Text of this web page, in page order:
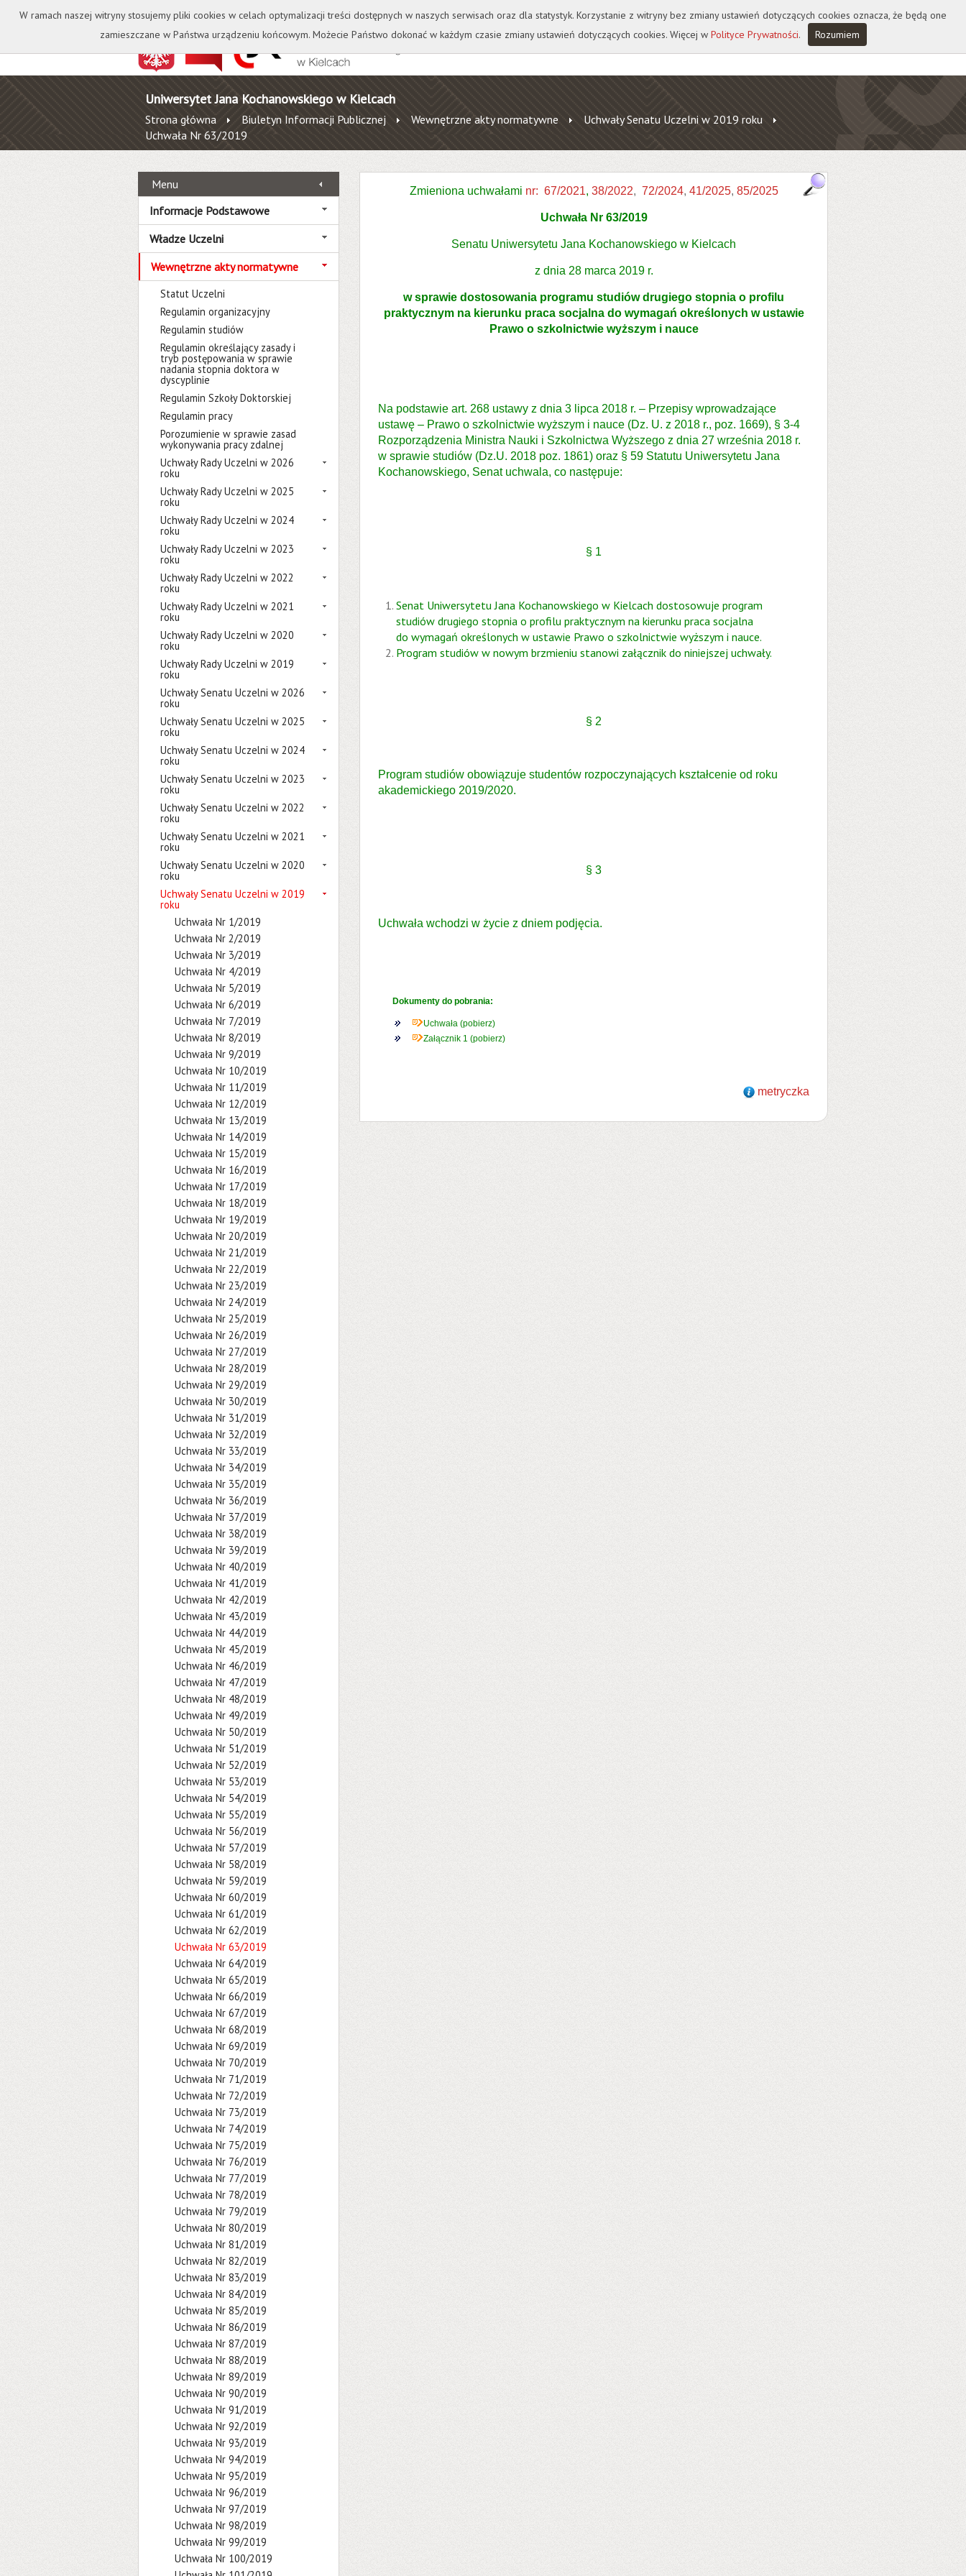
Kontakt Biblioteka Wydawnictwo Wirtualna Uczelnia A A A A
Uniwersytet Jana Kochanowskiego w Kielcach
Strona główna Biuletyn Informacji Publicznej Wewnętrzne akty normatywne
Uchwały Senatu Uczelni w 2019 roku
Uchwała Nr 63/2019
Menu
Informacje Podstawowe
Władze Uczelni
Wewnętrzne akty normatywne
Statut Uczelni
Regulamin organizacyjny
Regulamin studiów
Regulamin określający zasady i
tryb postępowania w sprawie
nadania stopnia doktora w
dyscyplinie
Regulamin Szkoły Doktorskiej
Regulamin pracy
Porozumienie w sprawie zasad
wykonywania pracy zdalnej
Uchwały Rady Uczelni w 2026
roku
Uchwały Rady Uczelni w 2025
roku
Uchwały Rady Uczelni w 2024
roku
Uchwały Rady Uczelni w 2023
roku
Uchwały Rady Uczelni w 2022
roku
Uchwały Rady Uczelni w 2021
roku
Uchwały Rady Uczelni w 2020
roku
Uchwały Rady Uczelni w 2019
roku
Uchwały Senatu Uczelni w 2026
roku
Uchwały Senatu Uczelni w 2025
roku
Uchwały Senatu Uczelni w 2024
roku
Uchwały Senatu Uczelni w 2023
roku
Uchwały Senatu Uczelni w 2022
roku
Uchwały Senatu Uczelni w 2021
roku
Uchwały Senatu Uczelni w 2020
roku
Uchwały Senatu Uczelni w 2019
roku
Uchwała Nr 1/2019
Uchwała Nr 2/2019
Uchwała Nr 3/2019
Uchwała Nr 4/2019
Uchwała Nr 5/2019
Uchwała Nr 6/2019
Uchwała Nr 7/2019
Uchwała Nr 8/2019
Uchwała Nr 9/2019
Uchwała Nr 10/2019
Uchwała Nr 11/2019
Uchwała Nr 12/2019
Uchwała Nr 13/2019
Uchwała Nr 14/2019
Uchwała Nr 15/2019
Uchwała Nr 16/2019
Uchwała Nr 17/2019
Uchwała Nr 18/2019
Uchwała Nr 19/2019
Uchwała Nr 20/2019
Uchwała Nr 21/2019
Uchwała Nr 22/2019
Uchwała Nr 23/2019
Uchwała Nr 24/2019
Uchwała Nr 25/2019
Uchwała Nr 26/2019
Uchwała Nr 27/2019
Uchwała Nr 28/2019
Uchwała Nr 29/2019
Uchwała Nr 30/2019
Uchwała Nr 31/2019
Uchwała Nr 32/2019
Uchwała Nr 33/2019
Uchwała Nr 34/2019
Uchwała Nr 35/2019
Uchwała Nr 36/2019
Uchwała Nr 37/2019
Uchwała Nr 38/2019
Uchwała Nr 39/2019
Uchwała Nr 40/2019
Uchwała Nr 41/2019
Uchwała Nr 42/2019
Uchwała Nr 43/2019
Uchwała Nr 44/2019
Uchwała Nr 45/2019
Uchwała Nr 46/2019
Uchwała Nr 47/2019
Uchwała Nr 48/2019
Uchwała Nr 49/2019
Uchwała Nr 50/2019
Uchwała Nr 51/2019
Uchwała Nr 52/2019
Uchwała Nr 53/2019
Uchwała Nr 54/2019
Uchwała Nr 55/2019
Uchwała Nr 56/2019
Uchwała Nr 57/2019
Uchwała Nr 58/2019
Uchwała Nr 59/2019
Uchwała Nr 60/2019
Uchwała Nr 61/2019
Uchwała Nr 62/2019
Uchwała Nr 63/2019
Uchwała Nr 64/2019
Uchwała Nr 65/2019
Uchwała Nr 66/2019
Uchwała Nr 67/2019
Uchwała Nr 68/2019
Uchwała Nr 69/2019
Uchwała Nr 70/2019
Uchwała Nr 71/2019
Uchwała Nr 72/2019
Uchwała Nr 73/2019
Uchwała Nr 74/2019
Uchwała Nr 75/2019
Uchwała Nr 76/2019
Uchwała Nr 77/2019
Uchwała Nr 78/2019
Uchwała Nr 79/2019
Uchwała Nr 80/2019
Uchwała Nr 81/2019
Uchwała Nr 82/2019
Uchwała Nr 83/2019
Uchwała Nr 84/2019
Uchwała Nr 85/2019
Uchwała Nr 86/2019
Uchwała Nr 87/2019
Uchwała Nr 88/2019
Uchwała Nr 89/2019
Uchwała Nr 90/2019
Uchwała Nr 91/2019
Uchwała Nr 92/2019
Uchwała Nr 93/2019
Uchwała Nr 94/2019
Uchwała Nr 95/2019
Uchwała Nr 96/2019
Uchwała Nr 97/2019
Uchwała Nr 98/2019
Uchwała Nr 99/2019
Uchwała Nr 100/2019
Zmieniona uchwałami nr: 67/2021, 38/2022, 72/2024, 41/2025, 85/2025
Uchwała Nr 63/2019
Senatu Uniwersytetu Jana Kochanowskiego w Kielcach
z dnia 28 marca 2019 r.
w sprawie dostosowania programu studiów drugiego stopnia o profilu
praktycznym na kierunku praca socjalna do wymagań określonych w ustawie
Prawo o szkolnictwie wyższym i nauce
Na podstawie art. 268 ustawy z dnia 3 lipca 2018 r. – Przepisy wprowadzające
ustawę – Prawo o szkolnictwie wyższym i nauce (Dz. U. z 2018 r., poz. 1669), § 3-4
Rozporządzenia Ministra Nauki i Szkolnictwa Wyższego z dnia 27 września 2018 r.
w sprawie studiów (Dz.U. 2018 poz. 1861) oraz § 59 Statutu Uniwersytetu Jana
Kochanowskiego, Senat uchwala, co następuje:
§ 1
Senat Uniwersytetu Jana Kochanowskiego w Kielcach dostosowuje program
studiów drugiego stopnia o profilu praktycznym na kierunku praca socjalna
do wymagań określonych w ustawie Prawo o szkolnictwie wyższym i nauce.
Program studiów w nowym brzmieniu stanowi załącznik do niniejszej uchwały.
§ 2
Program studiów obowiązuje studentów rozpoczynających kształcenie od roku
akademickiego 2019/2020.
§ 3
Uchwała wchodzi w życie z dniem podjęcia.
Dokumenty do pobrania:
Uchwała (pobierz)
Załącznik 1 (pobierz)
metryczka
W ramach naszej witryny stosujemy pliki cookies w celach optymalizacji treści dostępnych w naszych serwisach oraz dla statystyk. Korzystanie z witryny bez zmiany ustawień dotyczących cookies oznacza, że będą one
zamieszczane w Państwa urządzeniu końcowym. Możecie Państwo dokonać w każdym czasie zmiany ustawień dotyczących cookies. Więcej w Polityce Prywatności. Rozumiem